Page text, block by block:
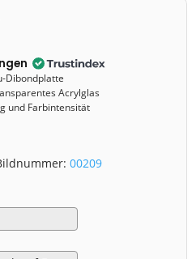
Dibondplatte
Acrylglas
und Farbintensität
00209